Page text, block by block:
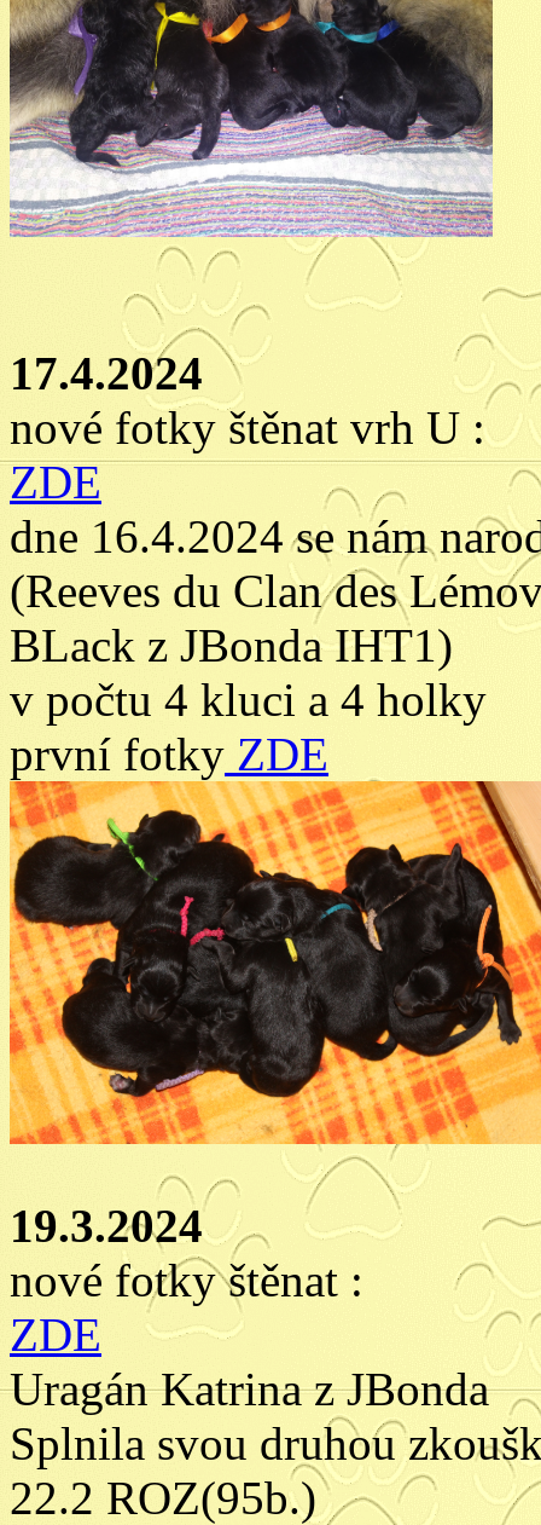
17.4.2024
nové fotky štěnat vrh U :
ZDE
dne 16.4.2024 se nám
(Reeves du Clan des
BLack z JBonda IHT1)
v počtu 4 kluci a 4 holky
první fotky ZDE
19.3.2024
nové fotky štěnat :
ZDE
Uragán Katrina z JBonda
Splnila svou druhou
22.2 ROZ(95b.)